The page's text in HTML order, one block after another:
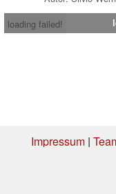
loading failed!
Impressum|